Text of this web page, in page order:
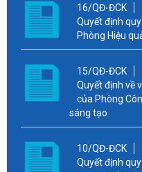
16/QĐ-ĐCK
Quyết định
Phòng Hiệu
15/QĐ-ĐCK
Quyết định về
của Phòng
sáng tạo
10/QĐ-ĐCK
Quyết định